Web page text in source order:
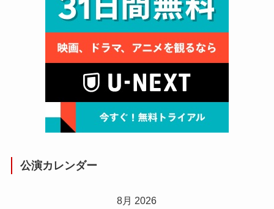
公演カレンダー
8月 2026